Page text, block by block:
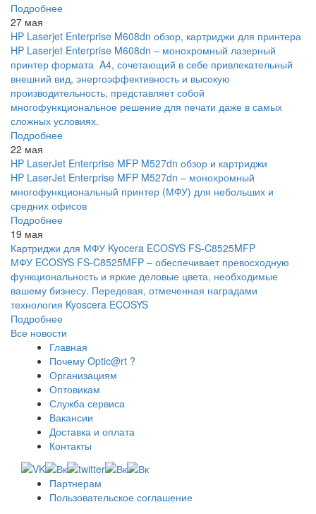
Подробнее
27 мая
HP Laserjet Enterprise M608dn обзор, картриджи для принтера
HP Laserjet Enterprise M608dn – монохромный лазерный
принтер формата A4, сочетающий в себе привлекательный
внешний вид, энергоэффективность и высокую
производительность, представляет собой
многофункциональное решение для печати даже в самых
сложных условиях.
Подробнее
22 мая
HP LaserJet Enterprise MFP M527dn обзор и картриджи
HP LaserJet Enterprise MFP M527dn – монохромный
многофункциональный принтер (МФУ) для небольших и
средних офисов
Подробнее
19 мая
Картриджи для МФУ Kyocera ECOSYS FS-C8525MFP
МФУ ECOSYS FS-C8525MFP – обеспечивает превосходную
функциональность и яркие деловые цвета, необходимые
вашему бизнесу. Передовая, отмеченная наградами
технология Kyoscera ECOSYS
Подробнее
Все новости
Главная
Почему Optic@rt ?
Организациям
Оптовикам
Служба сервиса
Вакансии
Доставка и оплата
Контакты
Партнерам
Пользовательское соглашение